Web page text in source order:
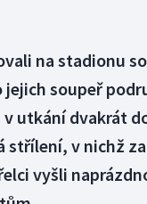
na stadionu
soupeř
v utkání dvakrát
střílení, v nichž
vyšli